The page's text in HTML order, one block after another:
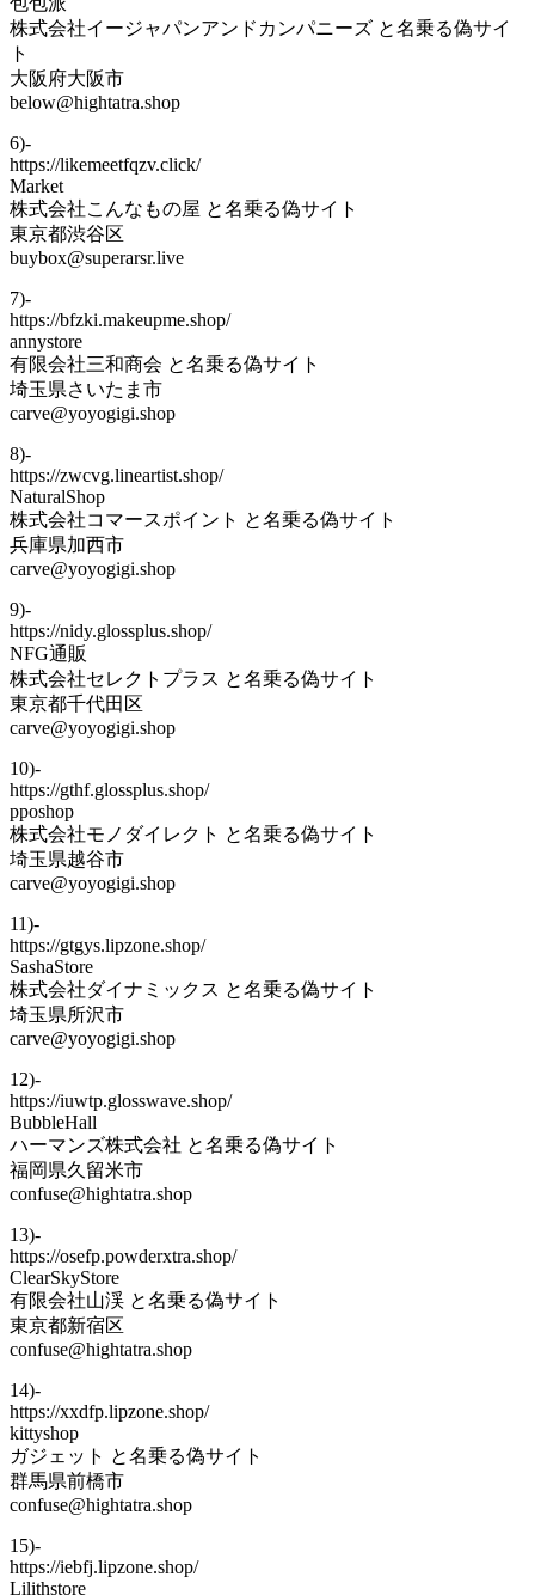
株式会社イージャパンアンドカンパニーズ と名乗る偽サイ
ト
大阪府大阪市
below@hightatra.shop
6)-
https://likemeetfqzv.click/
Market
株式会社こんなもの屋 と名乗る偽サイト
東京都渋谷区
buybox@superarsr.live
7)-
https://bfzki.makeupme.shop/
annystore
有限会社三和商会 と名乗る偽サイト
埼玉県さいたま市
carve@yoyogigi.shop
8)-
https://zwcvg.lineartist.shop/
NaturalShop
株式会社コマースポイント と名乗る偽サイト
兵庫県加西市
carve@yoyogigi.shop
9)-
https://nidy.glossplus.shop/
NFG通販
株式会社セレクトプラス と名乗る偽サイト
東京都千代田区
carve@yoyogigi.shop
10)-
https://gthf.glossplus.shop/
pposhop
株式会社モノダイレクト と名乗る偽サイト
埼玉県越谷市
carve@yoyogigi.shop
11)-
https://gtgys.lipzone.shop/
SashaStore
株式会社ダイナミックス と名乗る偽サイト
埼玉県所沢市
carve@yoyogigi.shop
12)-
https://iuwtp.glosswave.shop/
BubbleHall
ハーマンズ株式会社 と名乗る偽サイト
福岡県久留米市
confuse@hightatra.shop
13)-
https://osefp.powderxtra.shop/
ClearSkyStore
有限会社山渓 と名乗る偽サイト
東京都新宿区
confuse@hightatra.shop
14)-
https://xxdfp.lipzone.shop/
kittyshop
ガジェット と名乗る偽サイト
群馬県前橋市
confuse@hightatra.shop
15)-
https://iebfj.lipzone.shop/
Lilithstore